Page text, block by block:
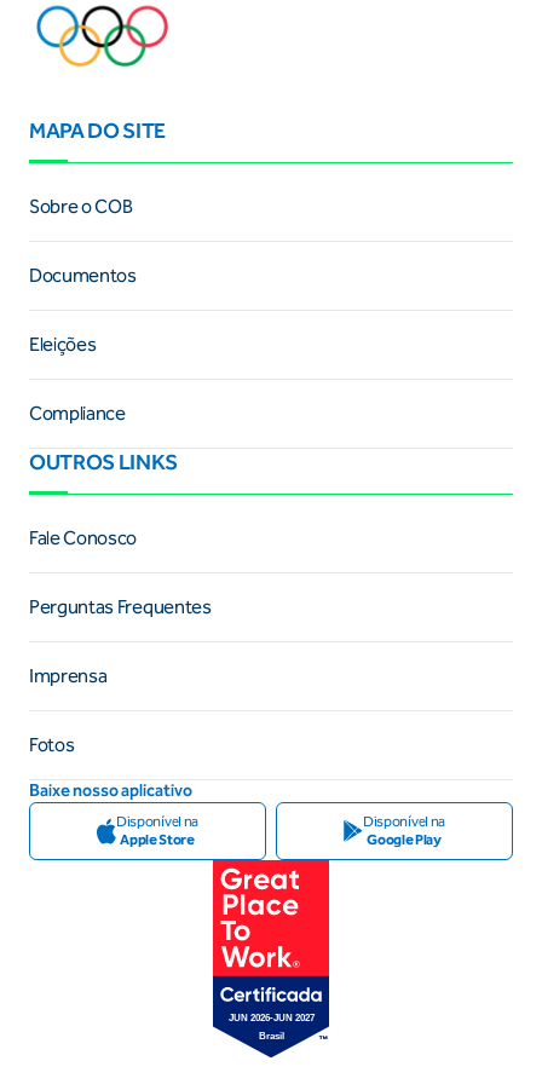
MAPA DO SITE
Sobre o COB
Documentos
Eleições
Compliance
OUTROS LINKS
Fale Conosco
Perguntas Frequentes
Imprensa
Fotos
Baixe nosso aplicativo
Disponível na
Apple Store
Disponível na
Google Play